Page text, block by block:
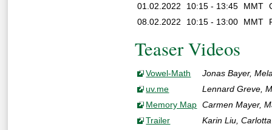
01.02.2022
10:15 - 13:45 MMT
08.02.2022
10:15 - 13:00 MMT
Teaser Videos
Vowel-Math
Jonas Bayer,
uv.me
Lennard Greve,
Memory Map Carmen Mayer,
Trailer
Karin Liu,